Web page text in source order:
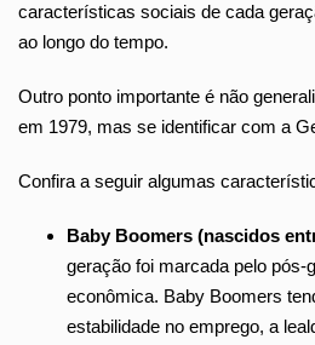
características sociais de cada
ao longo do tempo.
Outro ponto importante é não
em 1979, mas se identificar com a
Confira a seguir algumas
Baby Boomers (nascidos
geração foi marcada pelo pós-
econômica. Baby Boomers
estabilidade no emprego, a